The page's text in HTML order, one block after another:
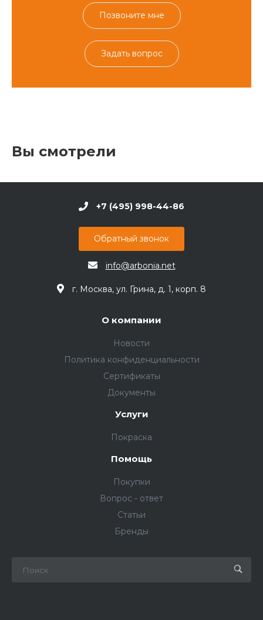
Позвоните мне
Задать вопрос
Вы смотрели
+7 (495) 998-44-86
Обратный звонок
info@arbonia.net
г. Москва, ул. Грина, д. 1, корп. 8
О компании
Новости
Политика конфиденциальности
Сертификаты
Документы
Услуги
Покраска
Помощь
Покупки
Вопрос - ответ
Статьи
Бренды